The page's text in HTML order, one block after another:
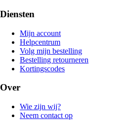
Diensten
Mijn account
Helpcentrum
Volg mijn bestelling
Bestelling retourneren
Kortingscodes
Over
Wie zijn wij?
Neem contact op